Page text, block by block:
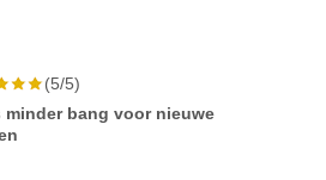
(5/5)
minder bang voor nieuwe